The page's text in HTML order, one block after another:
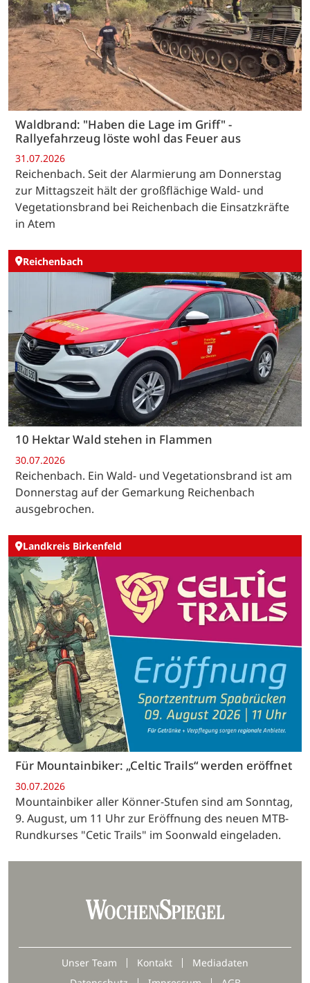
Waldbrand: "Haben die Lage im Griff" -
Rallyefahrzeug löste wohl das Feuer aus
31.07.2026
Reichenbach. Seit der Alarmierung am Donnerstag
zur Mittagszeit hält der großflächige Wald- und
Vegetationsbrand bei Reichenbach die Einsatzkräfte
in Atem
Reichenbach
10 Hektar Wald stehen in Flammen
30.07.2026
Reichenbach. Ein Wald- und Vegetationsbrand ist am
Donnerstag auf der Gemarkung Reichenbach
ausgebrochen.
Landkreis Birkenfeld
Für Mountainbiker: „Celtic Trails“ werden eröffnet
30.07.2026
Mountainbiker aller Könner-Stufen sind am Sonntag,
9. August, um 11 Uhr zur Eröffnung des neuen MTB-
Rundkurses "Cetic Trails" im Soonwald eingeladen.
Unser Team Kontakt
Mediadaten